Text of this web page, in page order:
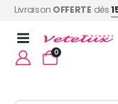
Livraison OFFERTE dès
0